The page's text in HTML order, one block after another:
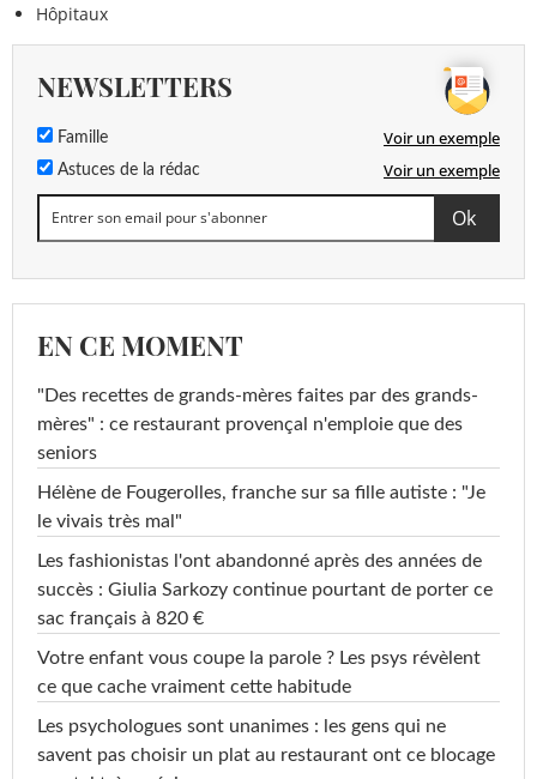
Hôpitaux
NEWSLETTERS
Famille Voir un exemple
Astuces de la rédac Voir un exemple
EN CE MOMENT
"Des recettes de grands-mères faites par des grands-
mères" : ce restaurant provençal n'emploie que des
seniors
Hélène de Fougerolles, franche sur sa fille autiste : "Je
le vivais très mal"
Les fashionistas l'ont abandonné après des années de
succès : Giulia Sarkozy continue pourtant de porter ce
sac français à 820 €
Votre enfant vous coupe la parole ? Les psys révèlent
ce que cache vraiment cette habitude
Les psychologues sont unanimes : les gens qui ne
savent pas choisir un plat au restaurant ont ce blocage